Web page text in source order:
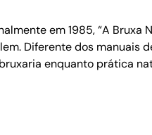
em 1985, “A
Diferente dos
enquanto prática